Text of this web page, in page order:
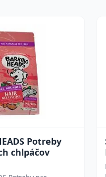
Potreby
chlpáčov